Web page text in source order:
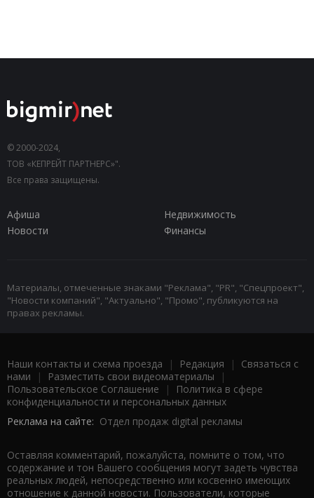
© 2000-2024,
ТОВ «КЕПРЕЙТ ПАРТНЕРС»".
Все права защищены.
Афиша
Недвижимость
Новости
Финансы
Материалы, отмеченные знаками "Реклама", "PR", "Спецпроект",
"Новости компаний", "Актуально", "Промо", публикуются на
правах рекламы.
Наши контакты и схема проезда | Редакция | Связаться с
нами | Разместить свои видеоматериалы |
Пользовательское Соглашение |
Политика в сфере
конфиденциальности и персональных данных
Реклама на сайте: Отдел продаж digital рекламы
Оставляя комментарий, пожалуйста, помните о том, что
содержание и тон Вашего сообщения могут задеть чувства
реальных людей, непосредственно или косвенно имеющих
отношение к данной новости. Пользователи, которые